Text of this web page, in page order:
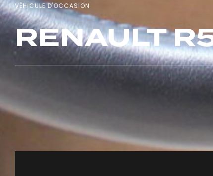
VÉHICULE D'OCCASION
RENAULT